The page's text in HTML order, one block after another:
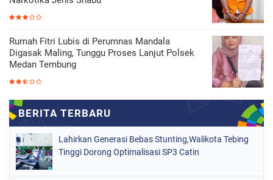
Rumah Fitri Lubis di Perumnas Mandala
Digasak Maling, Tunggu Proses Lanjut Polsek
Medan Tembung
Lahirkan Generasi Bebas Stunting,Walikota Tebing
Tinggi Dorong Optimalisasi SP3 Catin